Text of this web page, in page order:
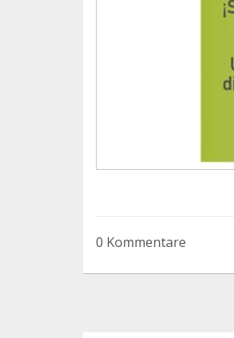
¡Gracias por
0 Kommentare